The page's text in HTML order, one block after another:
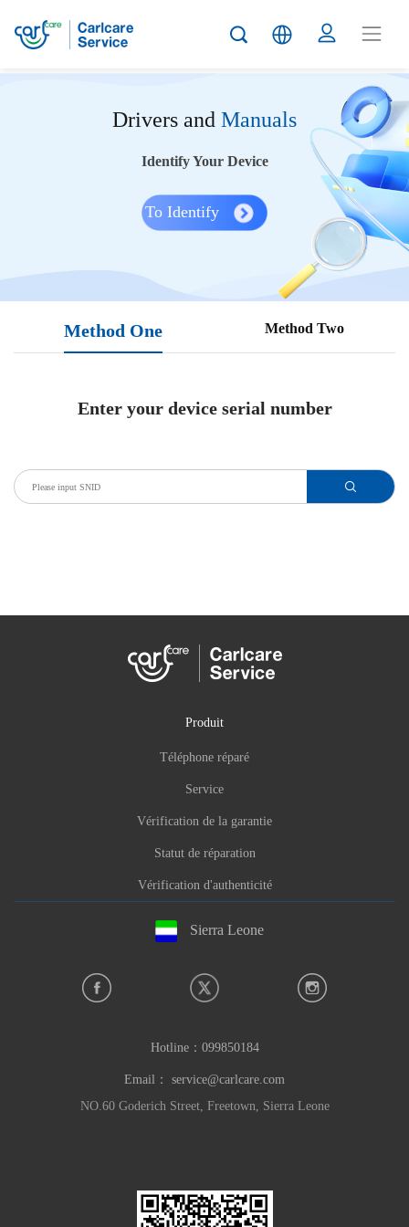
Drivers and Manuals
Identify Your Device
To Identify
Method One Method Two
Enter your device serial number
Produit
Téléphone réparé
Service
Vérification de la garantie
Statut de réparation
Vérification d'authenticité
Sierra Leone
Hotline： 099850184
Email： service@carlcare.com
NO.60 Goderich Street, Freetown, Sierra Leone